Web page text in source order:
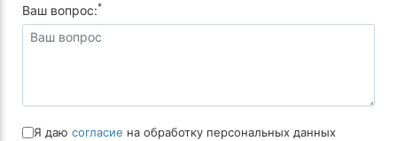
Ваш вопрос:*
Я даю согласие на обработку персональных данных